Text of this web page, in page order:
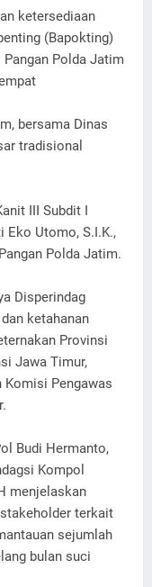
ketersediaan
(Bapokting)
Polda Jatim
bersama Dinas
tradisional
III Subdit I
Utomo, S.I.K.,
Polda Jatim.
Disperindag
ketahanan
Provinsi
Jawa Timur,
Komisi Pengawas
Budi Hermanto,
Kompol
menjelaskan
terkait
sejumlah
bulan suci